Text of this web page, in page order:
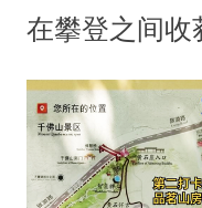
在攀登之间收